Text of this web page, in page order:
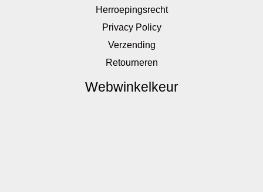
Herroepingsrecht
Privacy Policy
Verzending
Retourneren
Webwinkelkeur